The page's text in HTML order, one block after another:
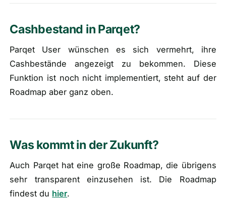
Cashbestand in Parqet?
Parqet User wünschen es sich vermehrt, ihre
Cashbestände angezeigt zu bekommen. Diese
Funktion ist noch nicht implementiert, steht auf der
Roadmap aber ganz oben.
Was kommt in der Zukunft?
Auch Parqet hat eine große Roadmap, die übrigens
sehr transparent einzusehen ist. Die Roadmap
findest du hier.